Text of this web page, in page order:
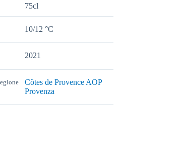
75cl
10/12 °C
2021
Côtes de Provence AOP
Provenza